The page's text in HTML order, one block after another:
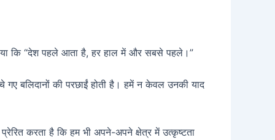
कि “देश पहले आता है, हर हाल में और सबसे पहले।”
बलिदानों की परछाईं होती है। हमें न केवल उनकी याद
करता है कि हम भी अपने-अपने क्षेत्र में उत्कृष्टता